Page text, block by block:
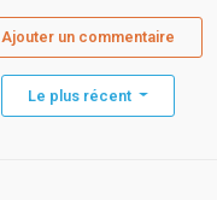
Ajouter un commentaire
Le plus récent